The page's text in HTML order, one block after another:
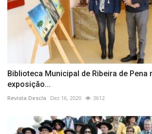
Biblioteca Municipal de Ribeira de Pena
exposição...
Revista Descla Dez 16, 2020 3612